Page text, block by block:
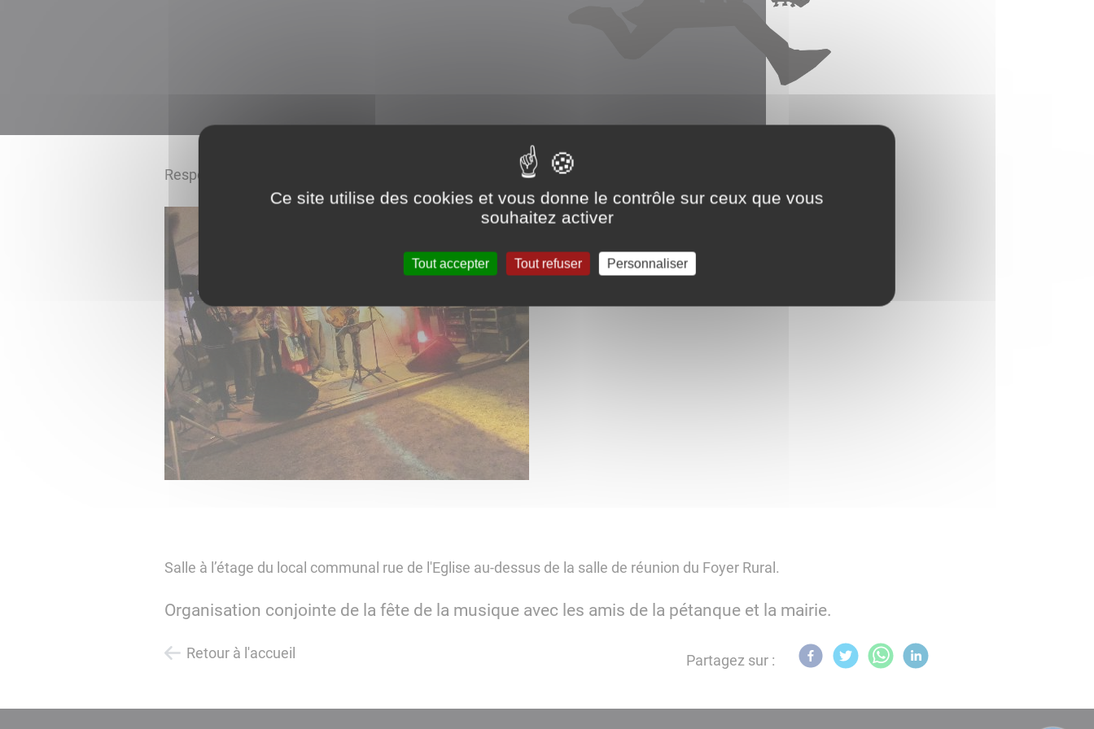
Responsable : Jean-Luc HUERTAS
Salle à l’étage du local communal rue de l'Eglise au-dessus de la salle de réunion du Foyer Rural.
Organisation conjointe de la fête de la musique avec les amis de la pétanque et la mairie.
Retour à l'accueil Partagez sur :
Ce site utilise des cookies et vous donne le contrôle sur ceux que vous
souhaitez activer
Tout accepter Tout refuser Personnaliser